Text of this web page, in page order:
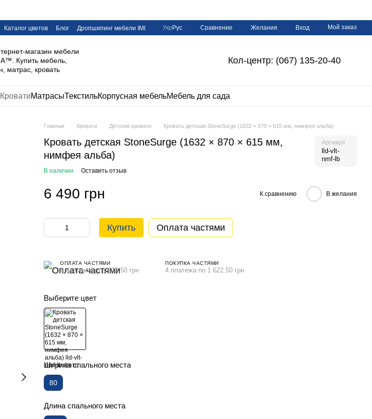
Каталог цветов Блог
Дропшипинг мебели IMI
Укр Рус Сравнение Желания Вход Мой заказ
Кол-центр: (067) 135-20-40
КроватиМатрасыТекстильКорпусная мебельМебель для сада
Главная Кровати Детские кровати Кровать детская StoneSurge (1632 × 870 × 615 мм, нимфея альба)
Кровать детская StoneSurge (1632 × 870 × 615 мм,
нимфея альба)
Артикул
lld-vlt-
nmf-lb
В наличии Оставить отзыв
6 490 грн К сравнению В желания
Купить Оплата частями
ОПЛАТА ЧАСТЯМИ
4 платежа по 1 622.50 грн
ПОКУПКА ЧАСТЯМИ
4 платежа по 1 622.50 грн
Выберите цвет
Ширина спального места
80
Длина спального места